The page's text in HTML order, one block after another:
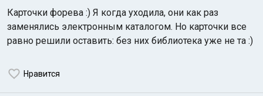
Карточки форева :) Я когда уходила, они как раз
заменялись электронным каталогом. Но карточки все
равно решили оставить: без них библиотека уже не та :)
Нравится